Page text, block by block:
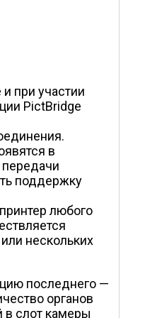
при участии
PictBridge
в
поддержку
любого
нескольких
последнего —
органов
в слот камеры